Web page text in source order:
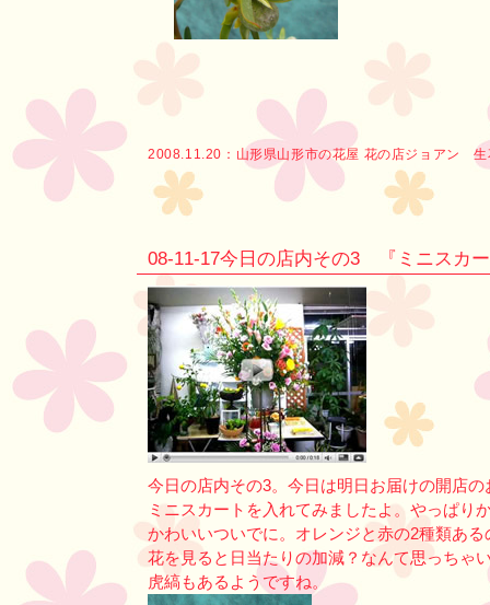
2008.11.20： 山形県山形市の花屋 花の店ジョアン
08-11-17今日の店内その3 『ミニスカ
今日の店内その3。今日は明日お届けの開店
ミニスカートを入れてみましたよ。やっぱり
かわいいついでに。オレンジと赤の2種類あ
花を見ると日当たりの加減？なんて思っちゃ
虎縞もあるようですね。